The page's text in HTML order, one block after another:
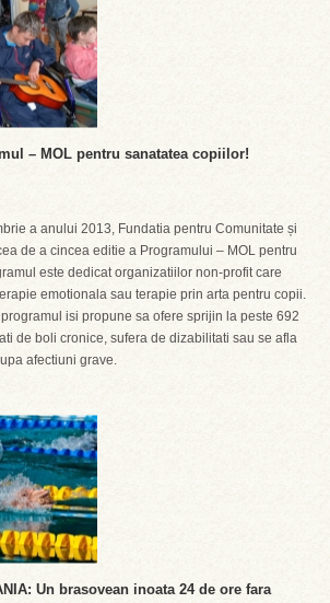
– MOL pentru sanatatea copiilor!
a anului 2013, Fundatia pentru Comunitate și
de a cincea editie a Programului – MOL pentru
este dedicat organizatiilor non-profit care
emotionala sau terapie prin arta pentru copii.
isi propune sa ofere sprijin la peste 692
de boli cronice, sufera de dizabilitati sau se afla
afectiuni grave.
Un brasovean inoata 24 de ore fara